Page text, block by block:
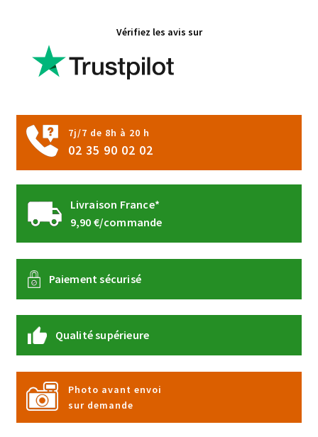
Vérifiez les avis sur
7j/7 de 8h à 20 h
02 35 90 02 02
Livraison France*
9,90 €/commande
Paiement sécurisé
Qualité supérieure
Photo avant envoi
sur demande